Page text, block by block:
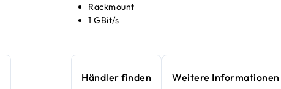
Rackmount
1 GBit/s
Händler finden Weitere Informationen